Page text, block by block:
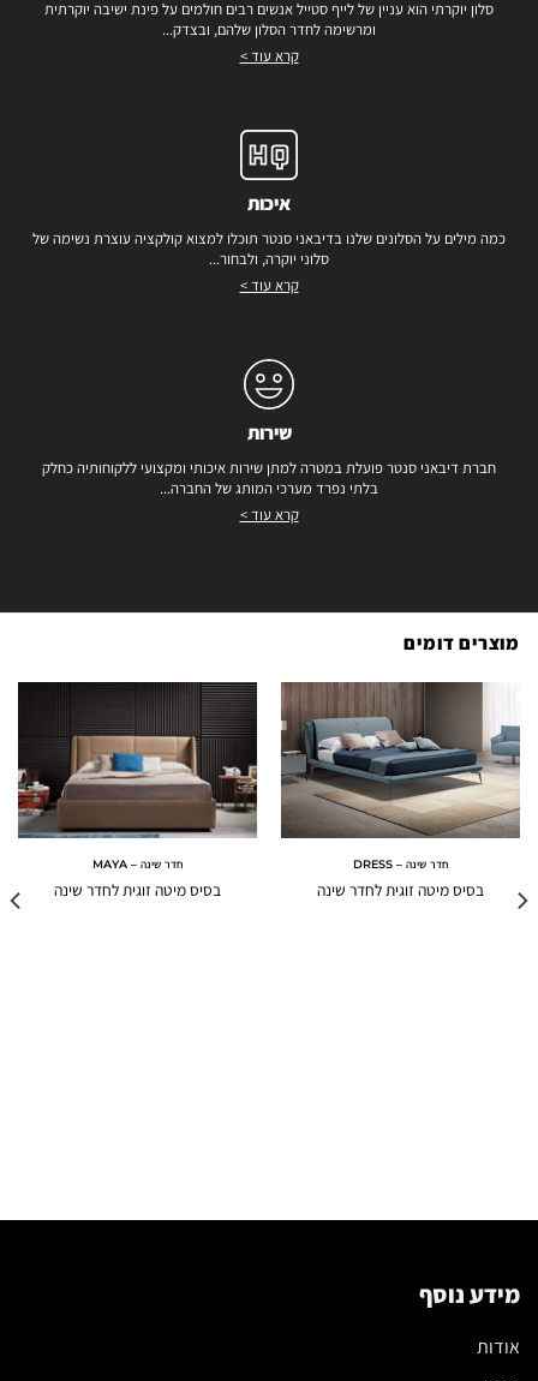
סלון יוקרתי הוא עניין של לייף סטייל אנשים רבים חולמים על פינת ישיבה יוקרתית
ומרשימה לחדר הסלון שלהם, ובצדק...
קרא עוד >
איכות
כמה מילים על הסלונים שלנו בדיבאני סנטר תוכלו למצוא קולקציה עוצרת נשימה של
סלוני יוקרה, ולבחור...
קרא עוד >
שירות
חברת דיבאני סנטר פועלת במטרה למתן שירות איכותי ומקצועי ללקוחותיה כחלק
בלתי נפרד מערכי המותג של החברה...
קרא עוד >
מוצרים דומים
חדר שינה – DRESS
בסיס מיטה זוגית לחדר שינה
חדר שינה – MAYA
בסיס מיטה זוגית לחדר שינה
מידע נוסף
אודות